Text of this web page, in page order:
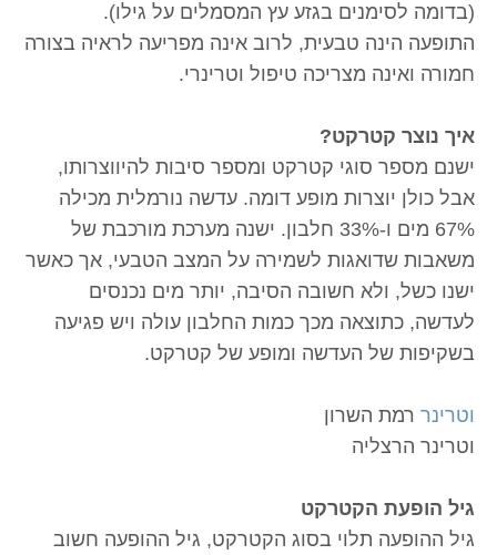
(בדומה לסימנים בגזע עץ המסמלים על גילו).
התופעה הינה טבעית, לרוב אינה מפריעה לראיה בצורה
חמורה ואינה מצריכה טיפול וטרינרי.
איך נוצר קטרקט?
ישנם מספר סוגי קטרקט ומספר סיבות להיווצרותו,
אבל כולן יוצרות מופע דומה. עדשה נורמלית מכילה
67% מים ו-33% חלבון. ישנה מערכת מורכבת של
משאבות שדואגות לשמירה על המצב הטבעי, אך כאשר
ישנו כשל, ולא חשובה הסיבה, יותר מים נכנסים
לעדשה, כתוצאה מכך כמות החלבון עולה ויש פגיעה
בשקיפות של העדשה ומופע של קטרקט.
וטרינר רמת השרון
וטרינר הרצליה
גיל הופעת הקטרקט
גיל ההופעה תלוי בסוג הקטרקט, גיל ההופעה חשוב